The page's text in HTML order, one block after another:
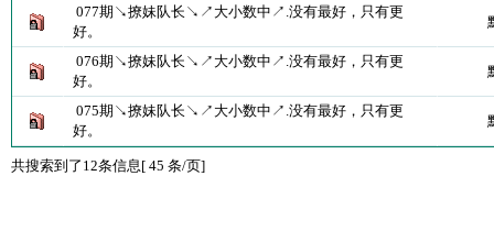
077期↘撩妹队长↘↗大小数中↗.没有最好，只有更
好。
076期↘撩妹队长↘↗大小数中↗.没有最好，只有更
好。
075期↘撩妹队长↘↗大小数中↗.没有最好，只有更
好。
共搜索到了12条信息[ 45 条/页]